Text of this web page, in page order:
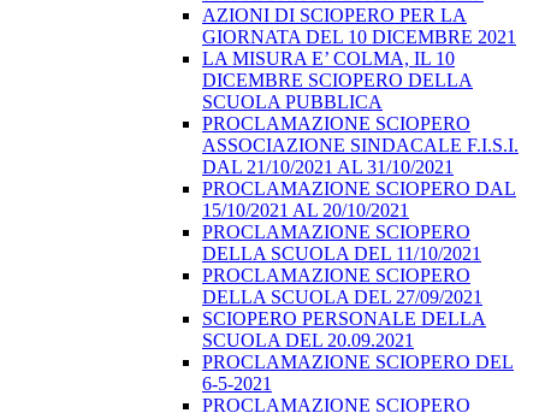
AZIONI DI SCIOPERO PER LA
GIORNATA DEL 10 DICEMBRE 2021
LA MISURA E’ COLMA, IL 10
DICEMBRE SCIOPERO DELLA
SCUOLA PUBBLICA
PROCLAMAZIONE SCIOPERO
ASSOCIAZIONE SINDACALE F.I.S.I.
DAL 21/10/2021 AL 31/10/2021
PROCLAMAZIONE SCIOPERO DAL
15/10/2021 AL 20/10/2021
PROCLAMAZIONE SCIOPERO
DELLA SCUOLA DEL 11/10/2021
PROCLAMAZIONE SCIOPERO
DELLA SCUOLA DEL 27/09/2021
SCIOPERO PERSONALE DELLA
SCUOLA DEL 20.09.2021
PROCLAMAZIONE SCIOPERO DEL
6-5-2021
PROCLAMAZIONE SCIOPERO